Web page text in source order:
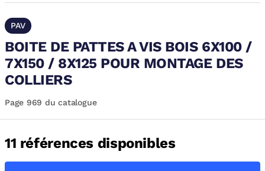
PAV
BOITE DE PATTES A VIS BOIS 6X100 /
7X150 / 8X125 POUR MONTAGE DES
COLLIERS
Page 969 du catalogue
11 références disponibles